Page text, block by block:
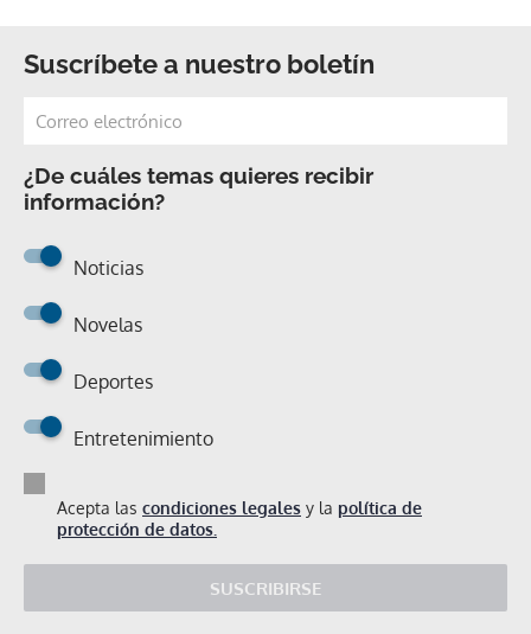
Suscríbete a nuestro boletín
¿De cuáles temas quieres recibir
información?
Noticias
Novelas
Deportes
Entretenimiento
Acepta las condiciones legales y la política de
protección de datos.
SUSCRIBIRSE